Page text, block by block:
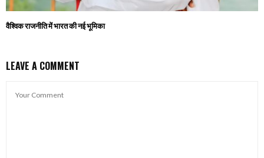
वैश्विक राजनीति में भारत की नई भूमिका
LEAVE A COMMENT